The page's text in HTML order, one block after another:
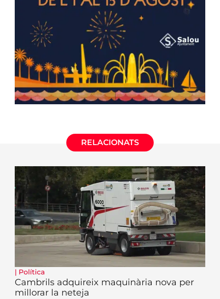
RELACIONATS
| Política
Cambrils adquireix maquinària nova per
millorar la neteja